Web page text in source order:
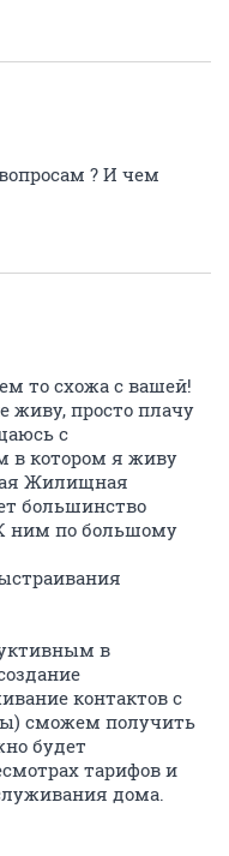
? И чем
то схожа с вашей!
живу, просто плачу
с
в котором я живу
Жилищная
большинство
ним по большому
в
контактов с
сможем получить
будет
тарифов и
дома.